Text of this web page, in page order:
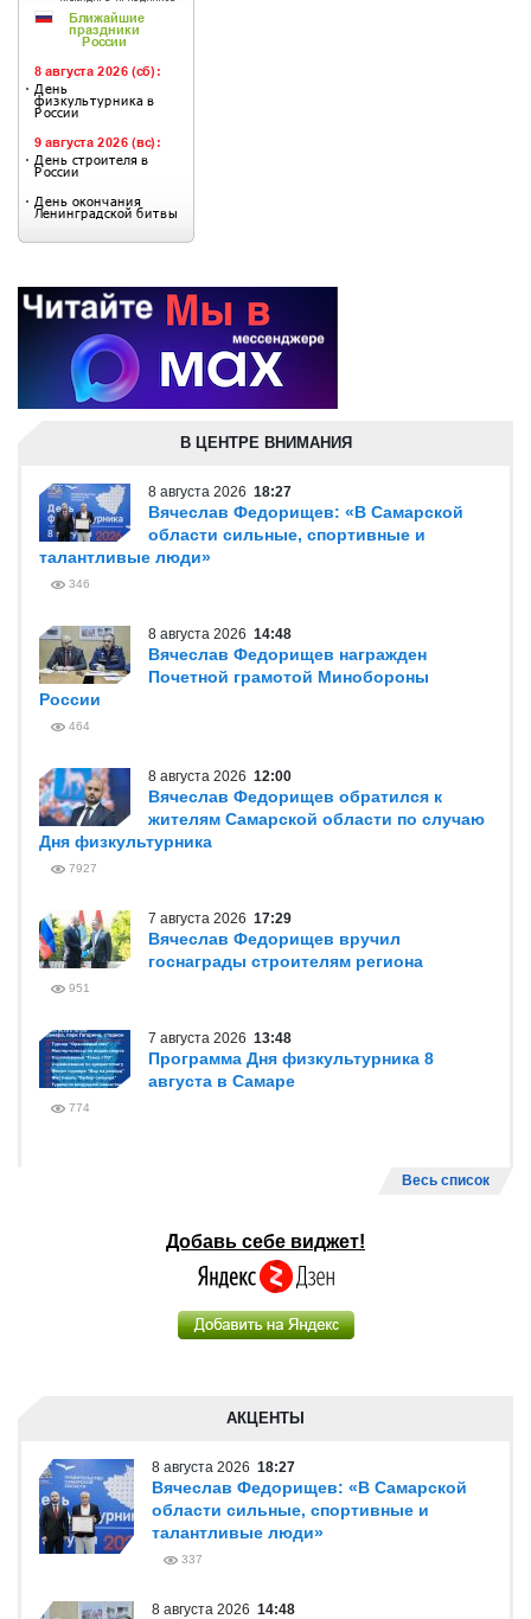
В ЦЕНТРЕ ВНИМАНИЯ
8 августа 2026 18:27
Вячеслав Федорищев: «В Самарской
области сильные, спортивные и
талантливые люди»
346
8 августа 2026 14:48
Вячеслав Федорищев награжден
Почетной грамотой Минобороны
России
464
8 августа 2026 12:00
Вячеслав Федорищев обратился к
жителям Самарской области по случаю
Дня физкультурника
7927
7 августа 2026 17:29
Вячеслав Федорищев вручил
госнаграды строителям региона
951
7 августа 2026 13:48
Программа Дня физкультурника 8
августа в Самаре
774
Весь список
Добавь себе виджет!
АКЦЕНТЫ
8 августа 2026 18:27
Вячеслав Федорищев: «В Самарской
области сильные, спортивные и
талантливые люди»
337
8 августа 2026 14:48